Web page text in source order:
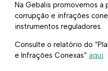
Na Gebalis promovemos
corrupção e infrações
instrumentos reguladores.
Consulte o relatório do
e Infrações Conexas” aqui.